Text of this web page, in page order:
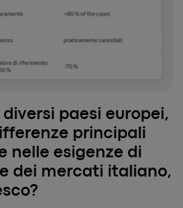
paesi europei,
principali
nelle esigenze di
dei mercati italiano,